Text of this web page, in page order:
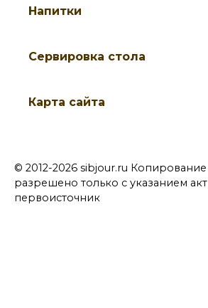
Напитки
Cервировка стола
Карта сайта
© 2012-2026 sibjour.ru
разрешено только с указанием
первоисточник